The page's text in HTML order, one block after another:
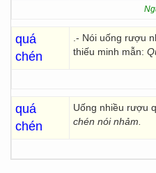
quá
chén
.- Nói uống rượu
thiếu minh mẫn:
quá
chén
Uống nhiều rượu
chén nói nhảm.